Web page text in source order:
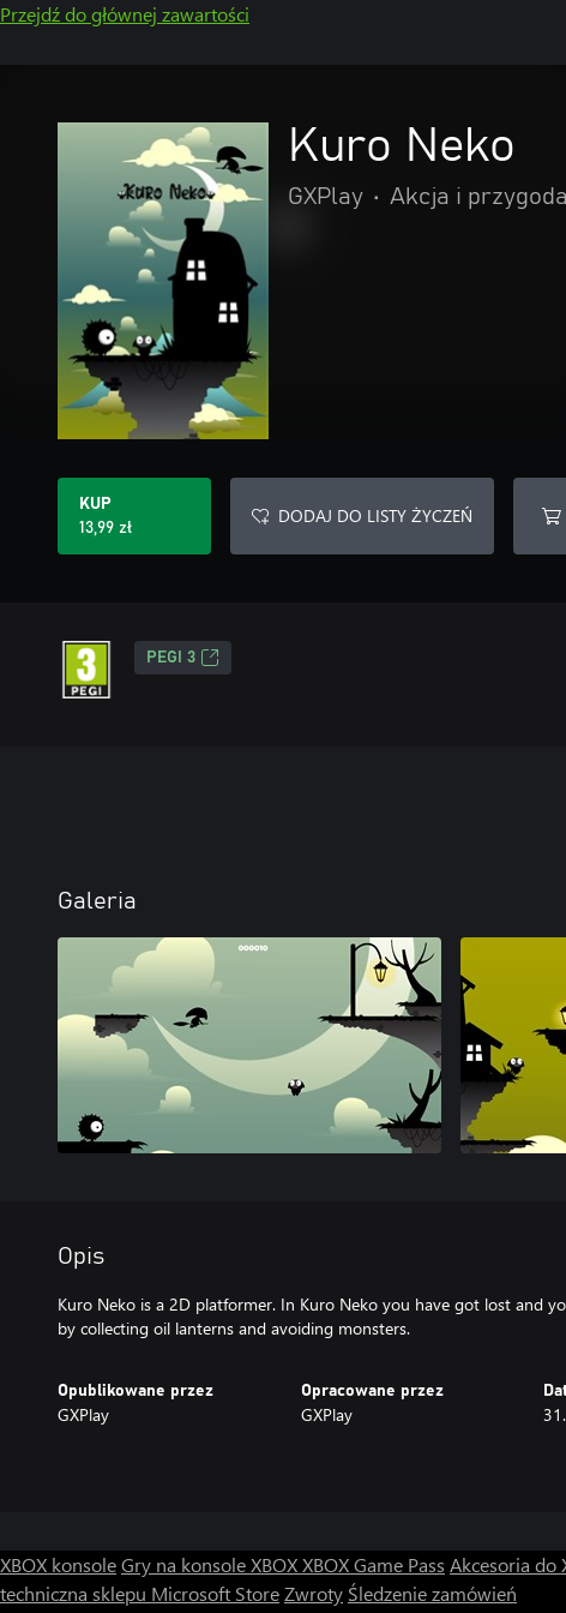
Przejdź do głównej zawartości
Kuro Neko
GXPlay • Akcja i przygoda
KUP
13,99 zł
DODAJ DO LISTY ŻYCZEŃ
PEGI 3
Galeria
Opis
Kuro Neko is a 2D platformer. In Kuro Neko you have got lost and
by collecting oil lanterns and avoiding monsters.
Opublikowane przez
GXPlay
Opracowane przez
GXPlay
XBOX konsoleGry na konsole XBOXXBOX Game Pass Akcesoria do
techniczna sklepu Microsoft StoreZwroty Śledzenie zamówień